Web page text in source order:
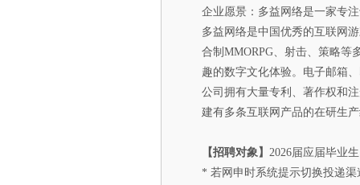
企业愿景：多益网络是一家专
多益网络是中国优秀的互联网
合制MMORPG、射击、策略等
趣的数字文化体验。电子邮箱
公司拥有大量专利、著作权和
建有多条互联网产品的在研生
【招聘对象】 2026届应届毕业
* 若网申时系统提示切换投递